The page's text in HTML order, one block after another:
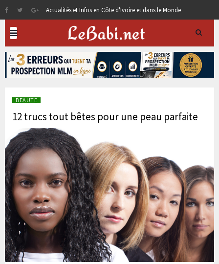
Actualités et Infos en Côte d'Ivoire et dans le Monde
BEAUTE
12 trucs tout bêtes pour une peau parfaite